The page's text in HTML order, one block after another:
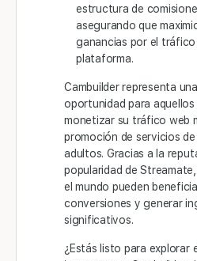
estructura de
asegurando que
ganancias por el tráfico
plataforma.
Cambuilder representa
oportunidad para aquellos
monetizar su tráfico web
promoción de servicios
adultos. Gracias a la
popularidad de
el mundo pueden
conversiones y generar
significativos.
¿Estás listo para explorar